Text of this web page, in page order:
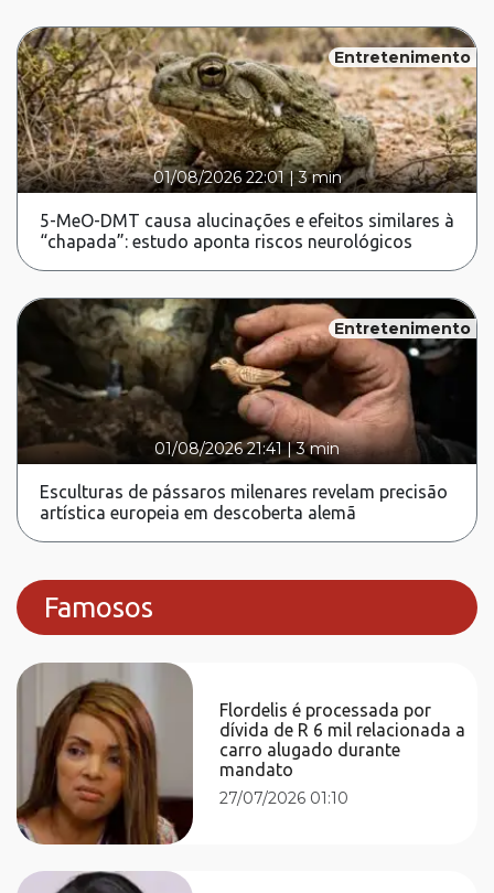
Entretenimento
01/08/2026 22:01|3 min
5-MeO-DMT causa alucinações e efeitos similares à
“chapada”: estudo aponta riscos neurológicos
Entretenimento
01/08/2026 21:41 |3 min
Esculturas de pássaros milenares revelam precisão
artística europeia em descoberta alemã
Famosos
Flordelis é processada por
dívida de R 6 mil relacionada a
carro alugado durante
mandato
27/07/2026 01:10